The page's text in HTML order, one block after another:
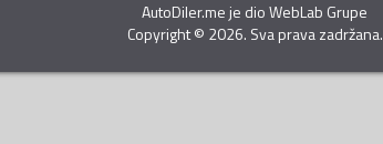
AutoDiler.me je dioWebLab Grupe
Copyright© 2026. Sva prava zadržana.